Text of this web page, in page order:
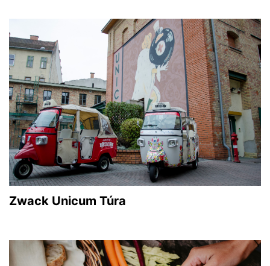
Zwack Unicum Túra